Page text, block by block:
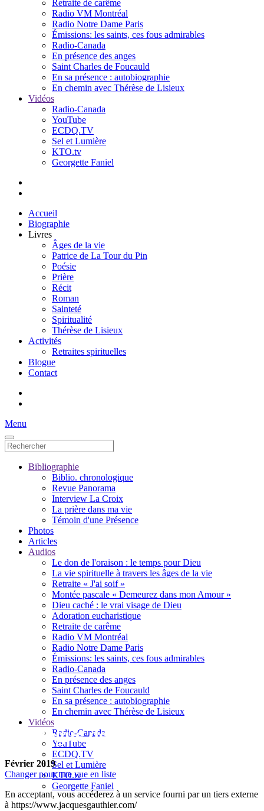
Retraite de carême
Radio VM Montréal
Radio Notre Dame Paris
Émissions: les saints, ces fous admirables
Radio-Canada
En présence des anges
Saint Charles de Foucauld
En sa présence : autobiographie
En chemin avec Thérèse de Lisieux
Vidéos
Radio-Canada
YouTube
ECDQ.TV
Sel et Lumière
KTO.tv
Georgette Faniel
Accueil
Biographie
Livres
Âges de la vie
Patrice de La Tour du Pin
Poésie
Prière
Récit
Roman
Sainteté
Spiritualité
Thérèse de Lisieux
Activités
Retraites spirituelles
Blogue
Contact
Menu
Bibliographie
Biblio. chronologique
Revue Panorama
Interview La Croix
La prière dans ma vie
Témoin d'une Présence
Photos
Articles
Audios
Le don de l'oraison : le temps pour Dieu
La vie spirituelle à travers les âges de la vie
Retraite « J'ai soif »
Montée pascale « Demeurez dans mon Amour »
Dieu caché : le vrai visage de Dieu
Adoration eucharistique
Retraite de carême
Radio VM Montréal
Radio Notre Dame Paris
Émissions: les saints, ces fous admirables
Radio-Canada
En présence des anges
Saint Charles de Foucauld
En sa présence : autobiographie
En chemin avec Thérèse de Lisieux
Vidéos
Radio-Canada
YouTube
ECDQ.TV
Sel et Lumière
KTO.tv
Georgette Faniel
Le blogue de Jacques Gauthier
Février 2019
Changer pour une vue en liste
En acceptant, vous accéderez à un service fourni par un tiers externe
à https://www.jacquesgauthier.com/